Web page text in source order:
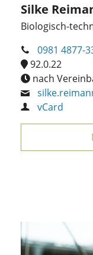
Silke
Biologisch-
0981 4877-
92.0.22
nach
vCard